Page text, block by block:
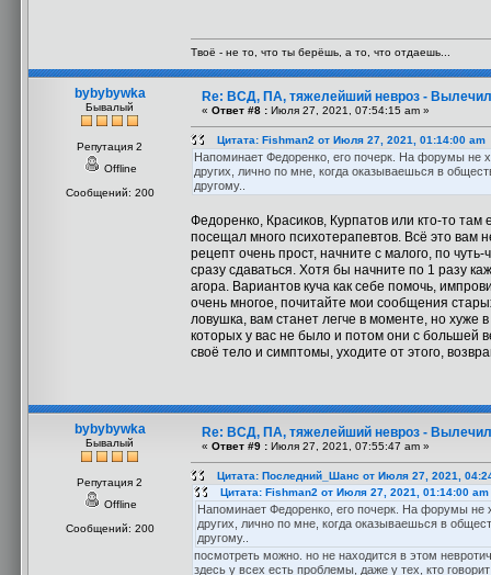
Твоё - не то, что ты берёшь, а то, что отдаешь...
bybybywka
Бывалый
Репутация 2
Offline
Сообщений: 200
Re: ВСД, ПА, тяжелейший невроз -
« Ответ #8 : Июля 27, 2021, 07:54:15 am »
Цитата: Fishman2 от Июля 27, 2021, 01:14:00 am
Напоминает Федоренко, его почерк. На форумы не
других, лично по мне, когда оказываешься в
другому..
Федоренко, Красиков, Курпатов или кто-то
посещал много психотерапевтов. Всё это вам
рецепт очень прост, начните с малого, по
сразу сдаваться. Хотя бы начните по 1 разу
агора. Вариантов куча как себе помочь,
очень многое, почитайте мои сообщения
ловушка, вам станет легче в моменте, но хуже
которых у вас не было и потом они с большей
своё тело и симптомы, уходите от этого,
bybybywka
Бывалый
Репутация 2
Offline
Сообщений: 200
Re: ВСД, ПА, тяжелейший невроз -
« Ответ #9 : Июля 27, 2021, 07:55:47 am »
Цитата: Последний_Шанс от Июля 27, 2021,
Цитата: Fishman2 от Июля 27, 2021, 01:14:00 am
Напоминает Федоренко, его почерк. На форумы не
других, лично по мне, когда оказываешься в
другому..
посмотреть можно. но не находится в этом
здесь у всех есть проблемы, даже у тех, кто